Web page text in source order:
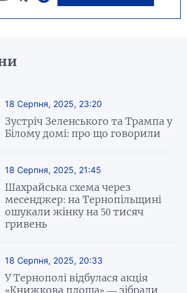
18 Серпня, 2025, 23:20
Зустріч Зеленського та Трампа у
Білому домі: про що говорили
18 Серпня, 2025, 21:45
Шахрайська схема через
месенджер: на Тернопільщині
ошукали жінку на 50 тисяч
гривень
18 Серпня, 2025, 20:33
У Тернополі відбулася акція
«Книжкова площа» — зібрали